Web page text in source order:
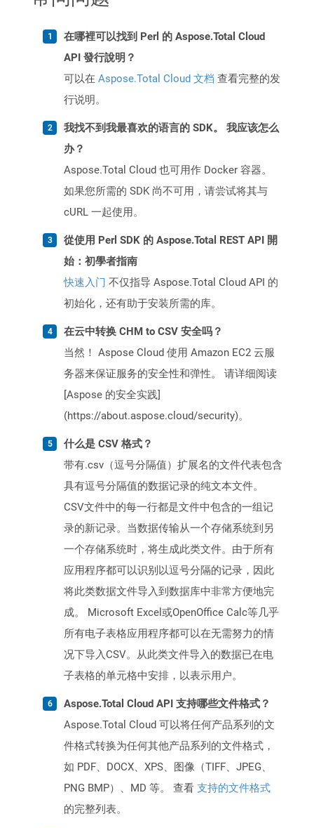
在哪裡可以找到 Perl 的 Aspose.Total Cloud
API 發行說明？
可以在 Aspose.Total Cloud 文档 查看完整的发
行说明。
我找不到我最喜欢的语言的 SDK。 我应该怎么
办？
Aspose.Total Cloud 也可用作 Docker 容器。
如果您所需的 SDK 尚不可用，请尝试将其与
cURL 一起使用。
從使用 Perl SDK 的 Aspose.Total REST API 開
始：初學者指南
快速入门 不仅指导 Aspose.Total Cloud API 的
初始化，还有助于安装所需的库。
在云中转换 CHM to CSV 安全吗？
当然！ Aspose Cloud 使用 Amazon EC2 云服
务器来保证服务的安全性和弹性。 请详细阅读
[Aspose 的安全实践]
(https://about.aspose.cloud/security)。
什么是 CSV 格式？
带有.csv（逗号分隔值）扩展名的文件代表包含
具有逗号分隔值的数据记录的纯文本文件。
CSV文件中的每一行都是文件中包含的一组记
录的新记录。当数据传输从一个存储系统到另
一个存储系统时，将生成此类文件。由于所有
应用程序都可以识别以逗号分隔的记录，因此
将此类数据文件导入到数据库中非常方便地完
成。 Microsoft Excel或OpenOffice Calc等几乎
所有电子表格应用程序都可以在无需努力的情
况下导入CSV。从此类文件导入的数据已在电
子表格的单元格中安排，以表示用户。
Aspose.Total Cloud API 支持哪些文件格式？
Aspose.Total Cloud 可以将任何产品系列的文
件格式转换为任何其他产品系列的文件格式，
如 PDF、DOCX、XPS、图像（TIFF、JPEG、
PNG BMP）、MD 等。 查看 支持的文件格式
的完整列表。